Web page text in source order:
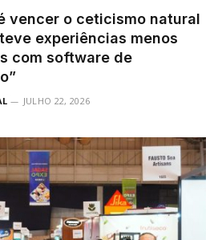
vencer o ceticismo natural
experiências menos
com software de
JULHO 22, 2026